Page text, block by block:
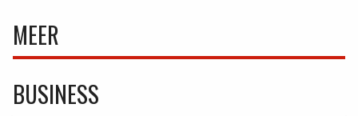
MEER
BUSINESS